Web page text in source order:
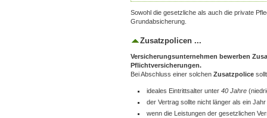
Sowohl die gesetzliche als auch die private
Grundabsicherung.
Zusatzpolicen ...
Versicherungsunternehmen bewerben
Pflichtversicherungen.
Bei Abschluss einer solchen Zusatzpolice
ideales Eintrittsalter unter 40 Jahre
der Vertrag sollte nicht länger als ein Jahr
wenn die Leistungen der gesetzlichen